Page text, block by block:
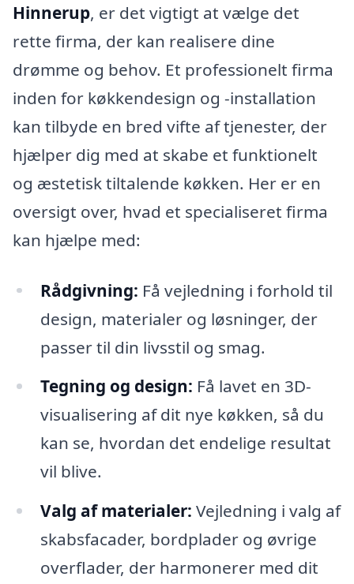
Hinnerup, er det vigtigt at vælge det
rette firma, der kan realisere dine
drømme og behov. Et professionelt firma
inden for køkkendesign og -installation
kan tilbyde en bred vifte af tjenester, der
hjælper dig med at skabe et funktionelt
og æstetisk tiltalende køkken. Her er en
oversigt over, hvad et specialiseret firma
kan hjælpe med:
Rådgivning: Få vejledning i forhold til
design, materialer og løsninger, der
passer til din livsstil og smag.
Tegning og design: Få lavet en 3D-
visualisering af dit nye køkken, så du
kan se, hvordan det endelige resultat
vil blive.
Valg af materialer: Vejledning i valg af
skabsfacader, bordplader og øvrige
overflader, der harmonerer med dit